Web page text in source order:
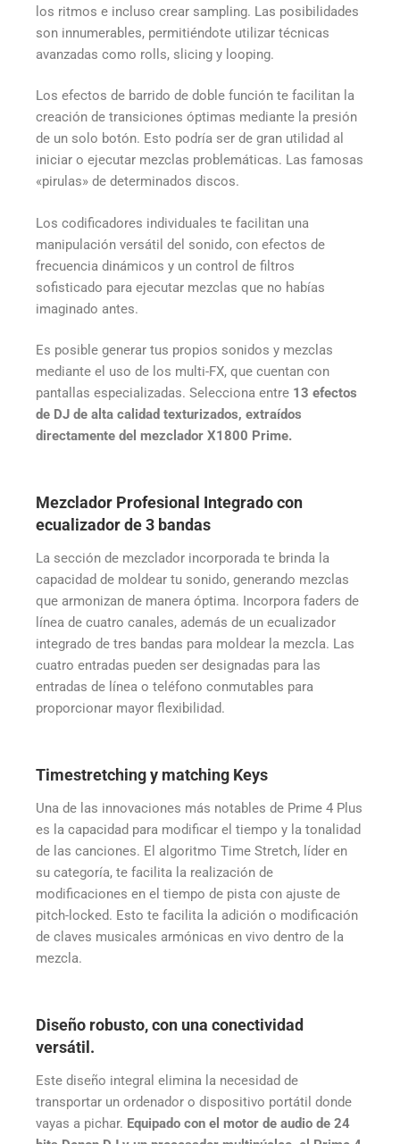
los ritmos e incluso crear sampling. Las posibilidades
son innumerables, permitiéndote utilizar técnicas
avanzadas como rolls, slicing y looping.
Los efectos de barrido de doble función te facilitan la
creación de transiciones óptimas mediante la presión
de un solo botón. Esto podría ser de gran utilidad al
iniciar o ejecutar mezclas problemáticas. Las famosas
«pirulas» de determinados discos.
Los codificadores individuales te facilitan una
manipulación versátil del sonido, con efectos de
frecuencia dinámicos y un control de filtros
sofisticado para ejecutar mezclas que no habías
imaginado antes.
Es posible generar tus propios sonidos y mezclas
mediante el uso de los multi-FX, que cuentan con
pantallas especializadas. Selecciona entre 13 efectos
de DJ de alta calidad texturizados, extraídos
directamente del mezclador X1800 Prime.
Mezclador Profesional Integrado con
ecualizador de 3 bandas
La sección de mezclador incorporada te brinda la
capacidad de moldear tu sonido, generando mezclas
que armonizan de manera óptima. Incorpora faders de
línea de cuatro canales, además de un ecualizador
integrado de tres bandas para moldear la mezcla. Las
cuatro entradas pueden ser designadas para las
entradas de línea o teléfono conmutables para
proporcionar mayor flexibilidad.
Timestretching y matching Keys
Una de las innovaciones más notables de Prime 4 Plus
es la capacidad para modificar el tiempo y la tonalidad
de las canciones. El algoritmo Time Stretch, líder en
su categoría, te facilita la realización de
modificaciones en el tiempo de pista con ajuste de
pitch-locked. Esto te facilita la adición o modificación
de claves musicales armónicas en vivo dentro de la
mezcla.
Diseño robusto, con una conectividad
versátil.
Este diseño integral elimina la necesidad de
transportar un ordenador o dispositivo portátil donde
vayas a pichar. Equipado con el motor de audio de 24